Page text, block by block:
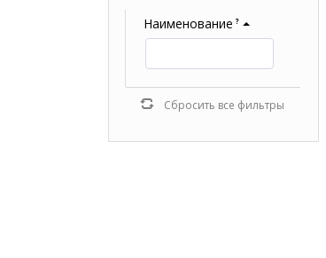
Наименование ?
Сбросить все фильтры